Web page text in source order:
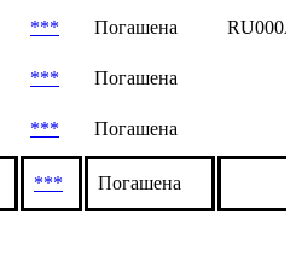
*** Погашена
***
Погашена
*** Погашена
***
Погашена